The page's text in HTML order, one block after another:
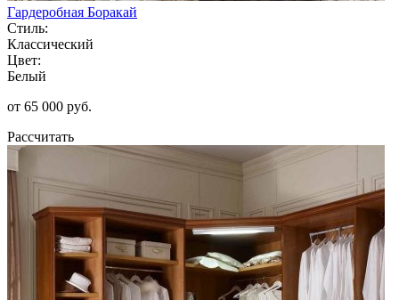
Гардеробная Боракай
Стиль:
Классический
Цвет:
Белый
от 65 000 руб.
Рассчитать